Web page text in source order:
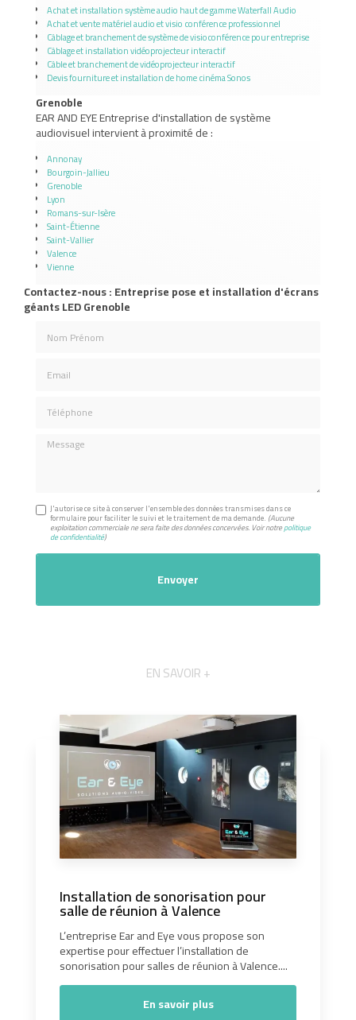
Achat et installation système audio haut de gamme Waterfall Audio
Achat et vente matériel audio et visio conférence professionnel
Câblage et branchement de système de visioconférence pour entreprise
Câblage et installation vidéoprojecteur interactif
Câble et branchement de vidéoprojecteur interactif
Devis fourniture et installation de home cinéma Sonos
Grenoble
EAR AND EYE Entreprise d'installation de système
audiovisuel intervient à proximité de :
Annonay
Bourgoin-Jallieu
Grenoble
Lyon
Romans-sur-Isère
Saint-Étienne
Saint-Vallier
Valence
Vienne
Contactez-nous : Entreprise pose et installation d'écrans
géants LED Grenoble
Message
J'autorise ce site à conserver l'ensemble des données transmises dans ce
formulaire pour faciliter le suivi et le traitement de ma demande. (Aucune
exploitation commerciale ne sera faite des données concervées. Voir notrepolitique
de confidentialité)
EN SAVOIR +
Installation de sonorisation pour
salle de réunion à Valence
L’entreprise Ear and Eye vous propose son
expertise pour effectuer l’installation de
sonorisation pour salles de réunion à Valence....
En savoir plus